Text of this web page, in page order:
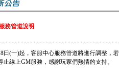
務管道說明
日(一)起，客服中心服務管道將進行調整，
止線上GM服務，感謝玩家們熱情的支持。